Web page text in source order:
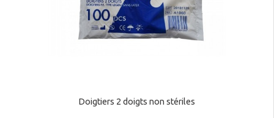
Doigtiers 2 doigts non stériles